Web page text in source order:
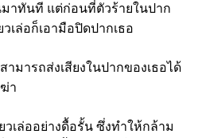
าทันที แต่ก่อนที่ตัวร้ายในปาก
เล่อก็เอามือปิดปากเธอ
ามารถส่งเสียงในปากของเธอได้
า
วเล่ออย่างดื้อรั้น ซึ่งทำให้กล้าม